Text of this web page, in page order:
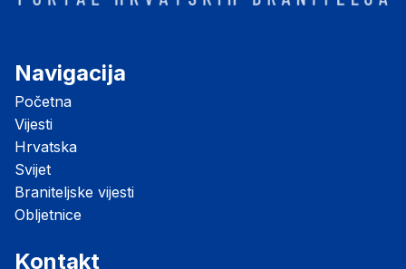
Navigacija
Početna
Vijesti
Hrvatska
Svijet
Braniteljske vijesti
Obljetnice
Kontakt